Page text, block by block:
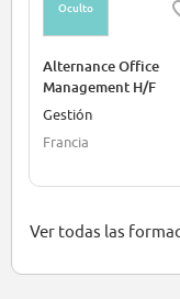
Oculto
Alternance Office
Management H/F
Gestión
Francia
Ver todas las